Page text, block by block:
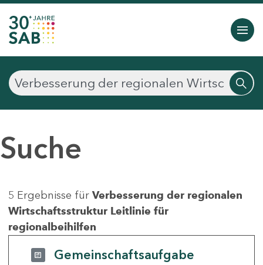
Suche
5 Ergebnisse für Verbesserung der regionalen
Wirtschaftsstruktur Leitlinie für
regionalbeihilfen
Gemeinschaftsaufgabe